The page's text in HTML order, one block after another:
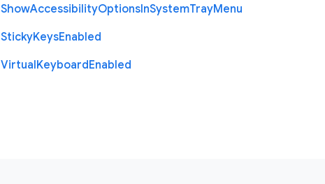
ShowAccessibilityOptionsInSystemTrayMenu
StickyKeysEnabled
VirtualKeyboardEnabled